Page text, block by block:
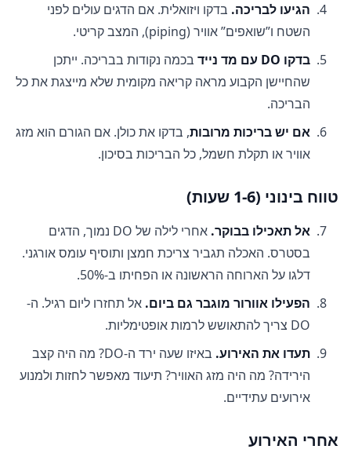
הגיעו לבריכה. בדקו ויזואלית. אם הדגים עולים לפני
השטח ו”שואפים” אוויר (piping), המצב קריטי.
בדקו DO עם מד נייד
בכמה נקודות בבריכה. ייתכן
שהחיישן הקבוע מראה קריאה מקומית שלא מייצגת את כל
הבריכה.
אם יש בריכות מרובות, בדקו את כולן. אם הגורם הוא מזג
אוויר או תקלת חשמל, כל הבריכות בסיכון.
טווח בינוני (1-6 שעות)
אל תאכילו בבוקר.
אחרי לילה של DO נמוך, הדגים
בסטרס. האכלה תגביר צריכת חמצן ותוסיף עומס אורגני.
דלגו על הארוחה הראשונה או הפחיתו ב-50%.
הפעילו אוורור מוגבר גם ביום. אל תחזרו ליום רגיל. ה-
DO צריך להתאושש לרמות אופטימליות.
תעדו את האירוע.
באיזו שעה ירד ה-DO? מה היה קצב
הירידה? מה היה מזג האוויר? תיעוד מאפשר לחזות ולמנוע
אירועים עתידיים.
אחרי האירוע